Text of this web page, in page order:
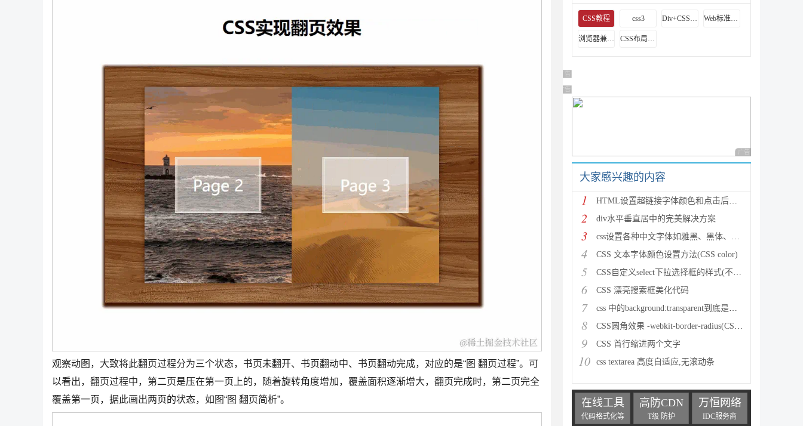
观察动图，大致将此翻页过程分为三个状态，书页未翻开、书页翻动中、书页翻动完成，对应的是“图 翻页过程”。可
以看出，翻页过程中，第二页是压在第一页上的，随着旋转角度增加，覆盖面积逐渐增大，翻页完成时，第二页完全
覆盖第一页，据此画出两页的状态，如图“图 翻页简析”。
CSS教程 css3 Div+CSS教程 Web标准教程
浏览器兼容教程 CSS布局实例
广告 商业广告，理性选择
广告 商业广告，理性选择
广告 商业广告，理性
大家感兴趣的内容
1 HTML设置超链接字体颜色和点击后的字体颜色
2 div水平垂直居中的完美解决方案
3 css设置各种中文字体如雅黑、黑体、宋体、楷体等等
4 CSS 文本字体颜色设置方法(CSS color)
5 CSS自定义select下拉选择框的样式(不用其他标签模拟)
6 CSS 漂亮搜索框美化代码
7 css 中的background:transparent到底是什么意思有什么
8 CSS圆角效果 -webkit-border-radius(CSS3中border-rad
9 CSS 首行缩进两个文字
10 css textarea 高度自适应,无滚动条
在线工具
代码格式化等
高防CDN
T级 防护
万恒网络
IDC服务商